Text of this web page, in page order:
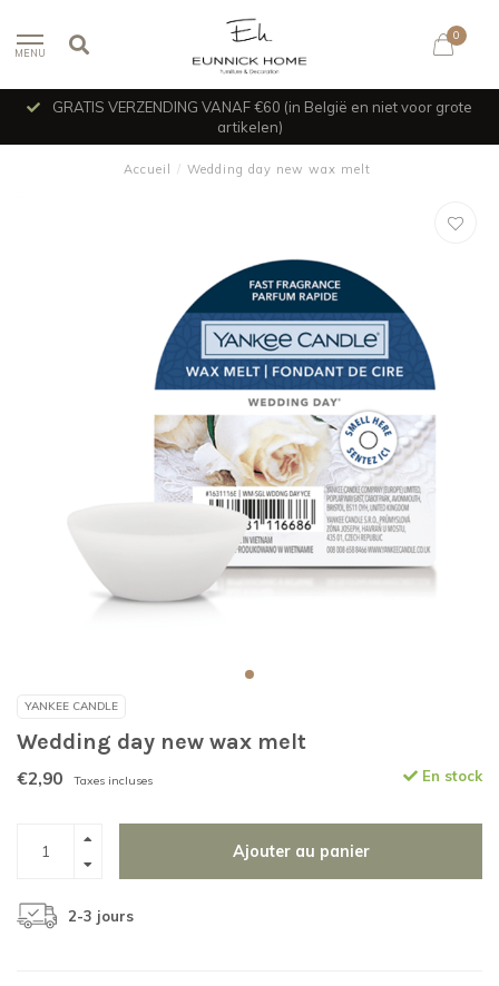
MENU
0
GRATIS VERZENDING VANAF €60 (in België en niet voor grote
artikelen)
Accueil / Wedding day new wax melt
YANKEE CANDLE
Wedding day new wax melt
€2,90 Taxes incluses En stock
Ajouter au panier
2-3 jours